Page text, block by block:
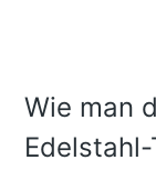
Wie man